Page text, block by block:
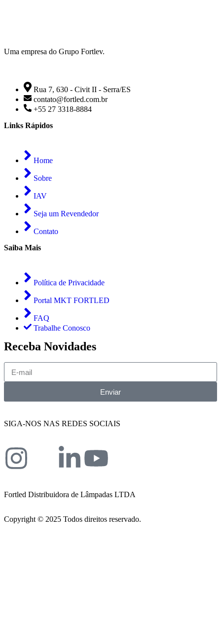
Uma empresa do Grupo Fortlev.
Rua 7, 630 - Civit II - Serra/ES
contato@fortled.com.br
+55 27 3318-8884
Links Rápidos
Home
Sobre
IAV
Seja um Revendedor
Contato
Saiba Mais
Política de Privacidade
Portal MKT FORTLED
FAQ
Trabalhe Conosco
Receba Novidades
Enviar
SIGA-NOS NAS REDES SOCIAIS
Fortled Distribuidora de Lâmpadas LTDA
Copyright © 2025 Todos direitos reservado.